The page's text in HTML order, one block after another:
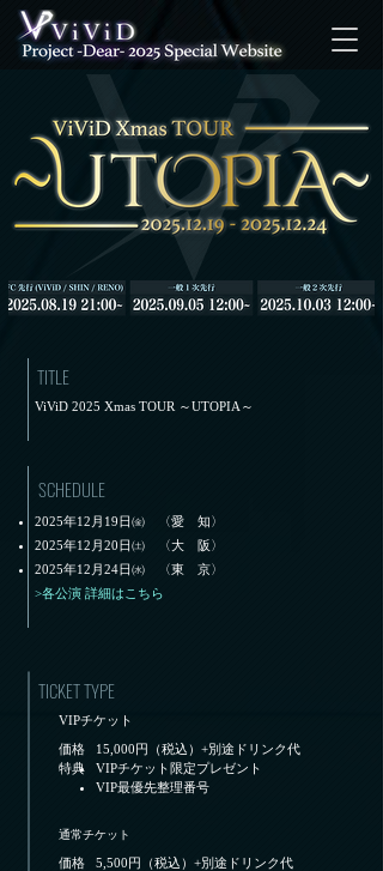
TITLE
ViViD 2025 Xmas TOUR ～UTOPIA～
SCHEDULE
2025年12月19日㈮ 〈愛 知〉
2025年12月20日㈯ 〈大 阪〉
2025年12月24日㈬ 〈東 京〉
>各公演 詳細はこちら
TICKET TYPE
VIPチケット
価格
​特典
15,000円（税込）+別途ドリンク代
VIPチケット限定プレゼント
​VIP最優先整理番号
通常チケット
価格 5,500円（税込）+別途ドリンク代